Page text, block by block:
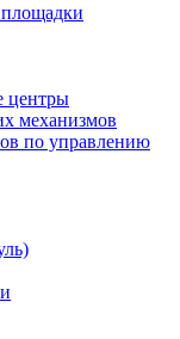
центры
механизмов
по управлению